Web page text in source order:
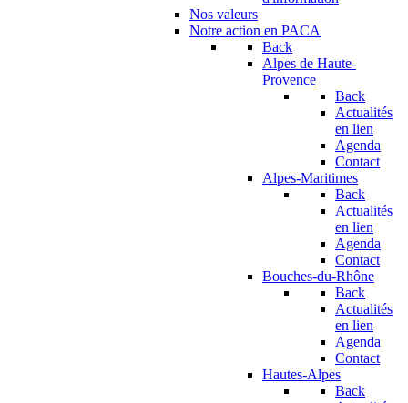
Nos valeurs
Notre action en PACA
Back
Alpes de Haute-
Provence
Back
Actualités
en lien
Agenda
Contact
Alpes-Maritimes
Back
Actualités
en lien
Agenda
Contact
Bouches-du-Rhône
Back
Actualités
en lien
Agenda
Contact
Hautes-Alpes
Back